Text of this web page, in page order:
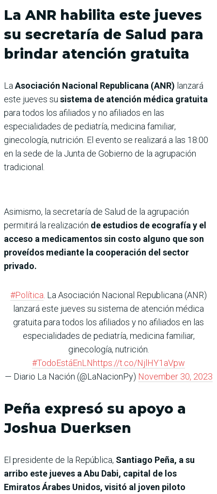
La ANR habilita este jueves
su secretaría de Salud para
brindar atención gratuita
La Asociación Nacional Republicana (ANR) lanzará
este jueves su sistema de atención médica gratuita
para todos los afiliados y no afiliados en las
especialidades de pediatría, medicina familiar,
ginecología, nutrición. El evento se realizará a las 18:00
en la sede de la Junta de Gobierno de la agrupación
tradicional.
Asimismo, la secretaría de Salud de la agrupación
permitirá la realización de estudios de ecografía y el
acceso a medicamentos sin costo alguno que son
proveídos mediante la cooperación del sector
privado.
#Política . La Asociación Nacional Republicana (ANR)
lanzará este jueves su sistema de atención médica
gratuita para todos los afiliados y no afiliados en las
especialidades de pediatría, medicina familiar,
ginecología, nutrición.
#TodoEstáEnLNhttps://t.co/NjlHY1aVpw
— Diario La Nación (@LaNacionPy) November 30, 2023
Peña expresó su apoyo a
Joshua Duerksen
El presidente de la República, Santiago Peña, a su
arribo este jueves a Abu Dabi, capital de los
Emiratos Árabes Unidos, visitó al joven piloto